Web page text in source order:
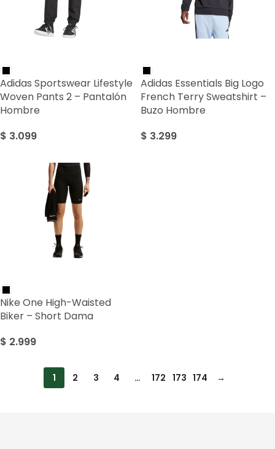
Adidas Sportswear Lifestyle
Woven Pants 2 – Pantalón
Hombre
$ 3.099
Adidas Essentials Big Logo
French Terry Sweatshirt –
Buzo Hombre
$ 3.299
Nike One High-Waisted
Biker – Short Dama
$ 2.999
1 2 3 4 … 172 173 174 →